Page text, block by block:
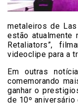
metaleiros de
estão atualmente
Retaliators”,
videoclipe para a
Em outras
comemorando
ganhar o
de 10º aniversário